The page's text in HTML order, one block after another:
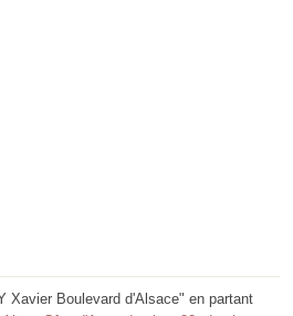
Xavier Boulevard d'Alsace" en partant